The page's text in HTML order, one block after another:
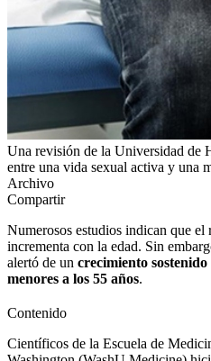
Una revisión de la Universidad de
entre una vida sexual activa y una
Archivo
Compartir
Numerosos estudios indican que el
incrementa con la edad. Sin
alertó de un crecimiento
menores a los 55 años.
Contenido
Científicos de la Escuela de